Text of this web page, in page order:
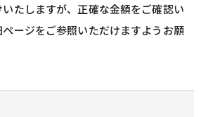
たしますが、正確な金額をご確認い
ージをご参照いただけますようお願